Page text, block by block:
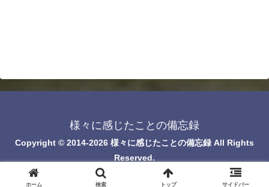
様々に感じたことの備忘録
Copyright © 2014-2026 様々に感じたことの備忘録 All Rights
Reserved.
ホーム 検索 トップ サイドバー